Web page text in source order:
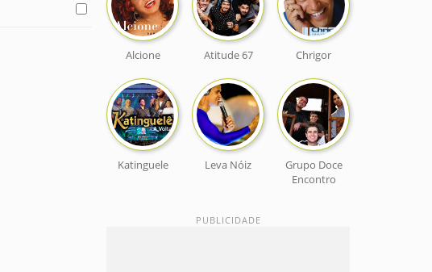
Alcione Atitude 67 Chrigor
Katinguele Leva Nóiz
Grupo Doce
Encontro